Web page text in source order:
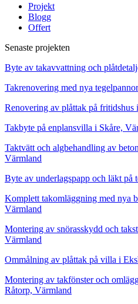
Projekt
Blogg
Offert
Senaste projekten
Byte av takavvattning och
Takrenovering med nya
Renovering av plåttak på fritidshus
Takbyte på enplansvilla i Skåre,
Taktvätt och algbehandling av
Värmland
Byte av underlagspapp och läkt på
Komplett takomläggning med nya
Värmland
Montering av snörasskydd och
Värmland
Ommålning av plåttak på villa i
Montering av takfönster och
Råtorp, Värmland